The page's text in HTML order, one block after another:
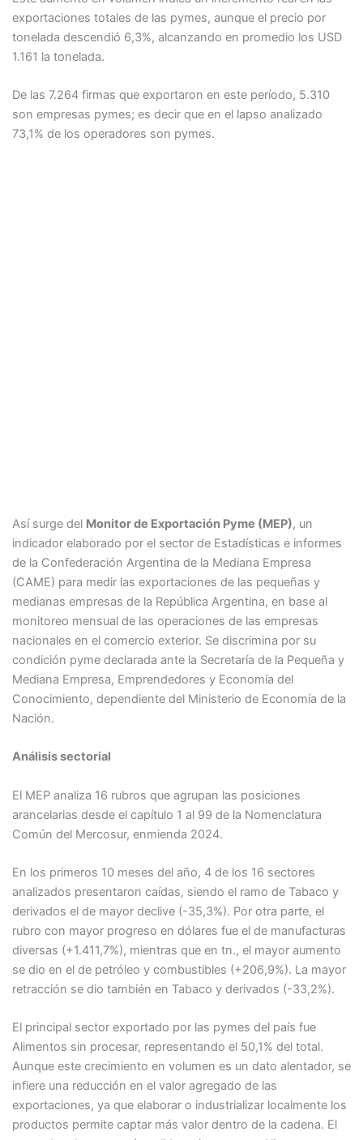
exportaciones totales de las pymes, aunque el precio por
tonelada descendió 6,3%, alcanzando en promedio los USD
1.161 la tonelada.
De las 7.264 firmas que exportaron en este período, 5.310
son empresas pymes; es decir que en el lapso analizado
73,1% de los operadores son pymes.
Así surge del Monitor de Exportación Pyme (MEP), un
indicador elaborado por el sector de Estadísticas e informes
de la Confederación Argentina de la Mediana Empresa
(CAME) para medir las exportaciones de las pequeñas y
medianas empresas de la República Argentina, en base al
monitoreo mensual de las operaciones de las empresas
nacionales en el comercio exterior. Se discrimina por su
condición pyme declarada ante la Secretaría de la Pequeña y
Mediana Empresa, Emprendedores y Economía del
Conocimiento, dependiente del Ministerio de Economía de la
Nación.
Análisis sectorial
El MEP analiza 16 rubros que agrupan las posiciones
arancelarias desde el capítulo 1 al 99 de la Nomenclatura
Común del Mercosur, enmienda 2024.
En los primeros 10 meses del año, 4 de los 16 sectores
analizados presentaron caídas, siendo el ramo de Tabaco y
derivados el de mayor declive (-35,3%). Por otra parte, el
rubro con mayor progreso en dólares fue el de manufacturas
diversas (+1.411,7%), mientras que en tn., el mayor aumento
se dio en el de petróleo y combustibles (+206,9%). La mayor
retracción se dio también en Tabaco y derivados (-33,2%).
El principal sector exportado por las pymes del país fue
Alimentos sin procesar, representando el 50,1% del total.
Aunque este crecimiento en volumen es un dato alentador, se
infiere una reducción en el valor agregado de las
exportaciones, ya que elaborar o industrializar localmente los
productos permite captar más valor dentro de la cadena. El